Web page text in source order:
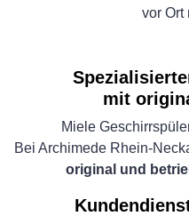
vor Ort
mit
Miele
Bei Archimede Rhein-
original und